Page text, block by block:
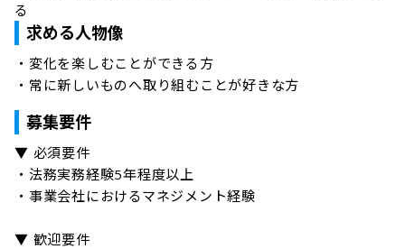
る
求める人物像
・変化を楽しむことができる方
・常に新しいものへ取り組むことが好きな方
募集要件
▼ 必須要件
・法務実務経験5年程度以上
・事業会社におけるマネジメント経験
▼ 歓迎要件